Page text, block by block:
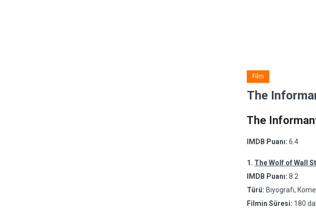
Film
The
The
IMDB Puanı: 6.4
1. The Wolf of Wall
IMDB Puanı: 8.2
Türü: Biyografi,
Filmin Süresi: 180